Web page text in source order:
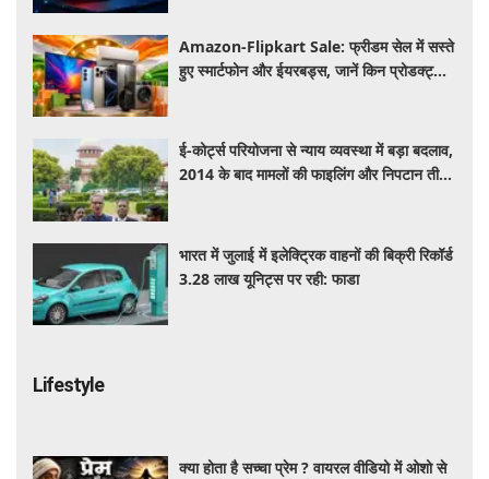
Amazon-Flipkart Sale: फ्रीडम सेल में सस्ते
हुए स्मार्टफोन और ईयरबड्स, जानें किन प्रोडक्ट्स
ई-कोर्ट्स परियोजना से न्याय व्यवस्था में बड़ा बदलाव,
2014 के बाद मामलों की फाइलिंग और निपटान तीन
भारत में जुलाई में इलेक्ट्रिक वाहनों की बिक्री रिकॉर्ड
3.28 लाख यूनिट्स पर रही: फाडा
Lifestyle
क्या होता है सच्चा प्रेम ? वायरल वीडियो में ओशो से